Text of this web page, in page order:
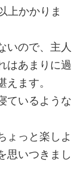
上かかりま
いので、主人
はあまりに過
ます。
ているような
ょっと楽しよ
思いつきまし